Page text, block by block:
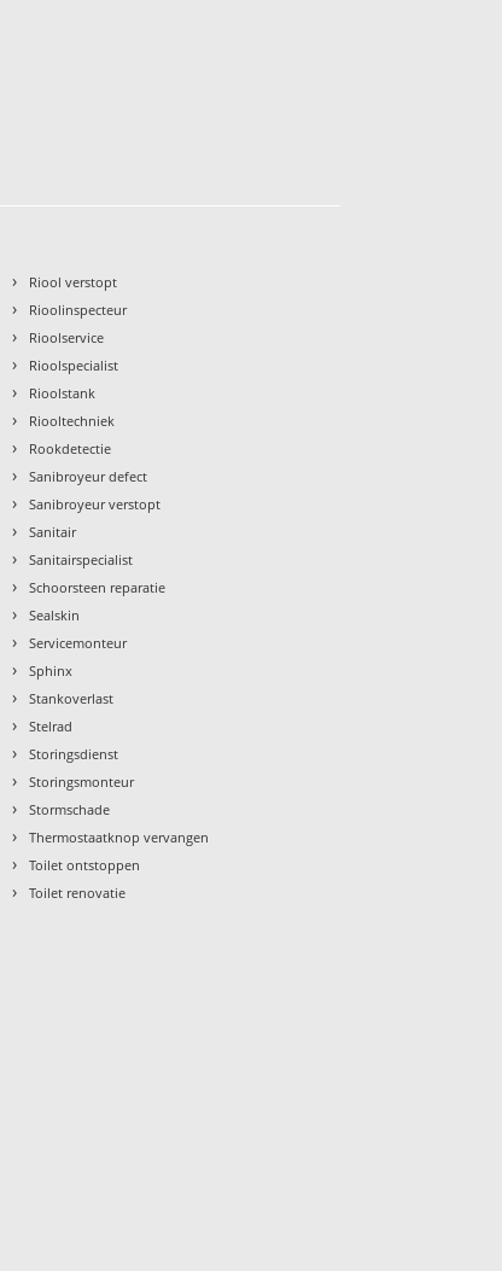
› Riool verstopt
› Rioolinspecteur
› Rioolservice
› Rioolspecialist
› Rioolstank
› Riooltechniek
› Rookdetectie
› Sanibroyeur defect
› Sanibroyeur verstopt
› Sanitair
› Sanitairspecialist
› Schoorsteen reparatie
› Sealskin
› Servicemonteur
› Sphinx
› Stankoverlast
› Stelrad
› Storingsdienst
› Storingsmonteur
› Stormschade
› Thermostaatknop vervangen
› Toilet ontstoppen
› Toilet renovatie